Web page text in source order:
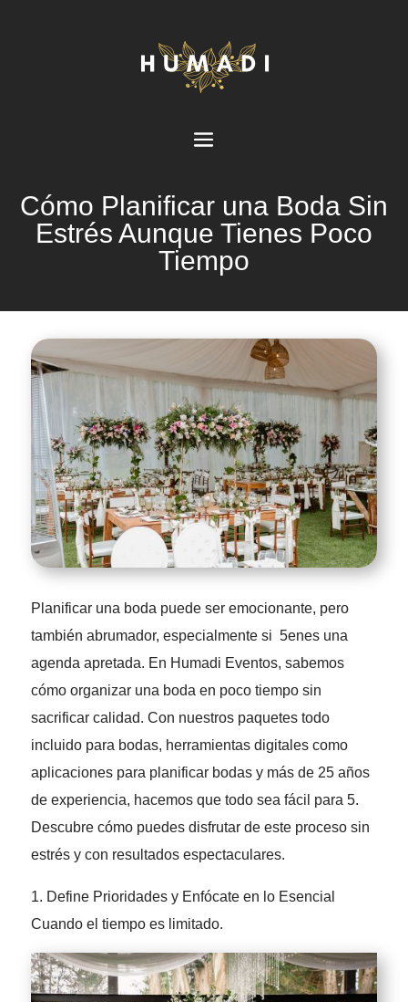
Cómo Planificar una Boda Sin
Estrés Aunque Tienes Poco
Tiempo
Planificar una boda puede ser emocionante, pero
también abrumador, especialmente si 5enes una
agenda apretada. En Humadi Eventos, sabemos
cómo organizar una boda en poco tiempo sin
sacrificar calidad. Con nuestros paquetes todo
incluido para bodas, herramientas digitales como
aplicaciones para planificar bodas y más de 25 años
de experiencia, hacemos que todo sea fácil para 5.
Descubre cómo puedes disfrutar de este proceso sin
estrés y con resultados espectaculares.
1. Define Prioridades y Enfócate en lo Esencial
Cuando el tiempo es limitado.